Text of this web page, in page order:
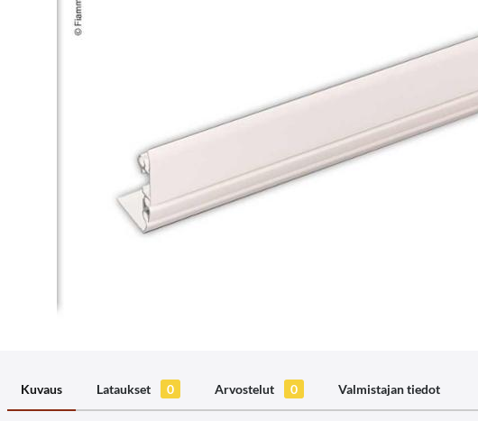
Kuvaus Lataukset 0 Arvostelut 0 Valmistajan tiedot